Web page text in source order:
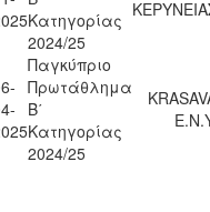
Κατηγορίας
2024/25
Παγκύπριο
Πρωτάθλημα
Β΄
Κατηγορίας
2024/25